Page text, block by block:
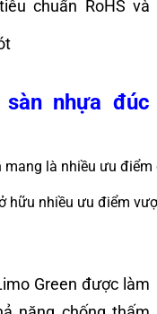
chuẩn RoHS và
nhựa đúc
hữu nhiều ưu điểm
Green được làm